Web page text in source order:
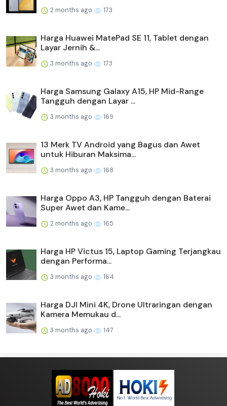
2 months ago 173
Harga Huawei MatePad SE 11, Tablet dengan
Layar Jernih &...
3 months ago 173
Harga Samsung Galaxy A15, HP Mid-Range
Tangguh dengan Layar ...
3 months ago 169
13 Merk TV Android yang Bagus dan Awet
untuk Hiburan Maksima...
3 months ago 168
Harga Oppo A3, HP Tangguh dengan Baterai
Super Awet dan Kame...
2 months ago 165
Harga HP Victus 15, Laptop Gaming Terjangkau
dengan Performa...
3 months ago 164
Harga DJI Mini 4K, Drone Ultraringan dengan
Kamera Memukau d...
3 months ago 147